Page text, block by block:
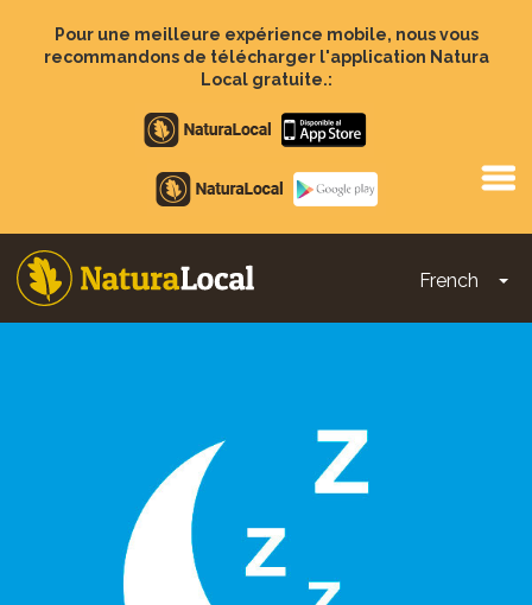
contenu
Pour une meilleure expérience mobile, nous vous
recommandons de télécharger l'application Natura
Local gratuite.:
Apple
store
Google
Play
French
Main